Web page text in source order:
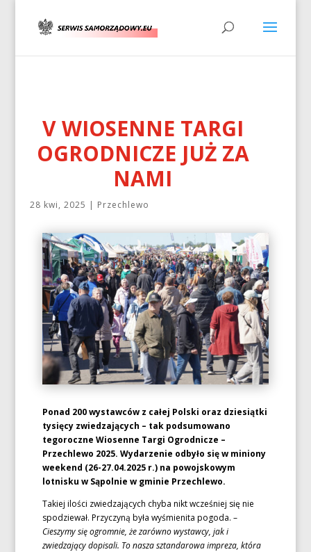
V WIOSENNE TARGI
OGRODNICZE JUŻ ZA
NAMI
28 kwi, 2025 | Przechlewo
Ponad 200 wystawców z całej Polski oraz dziesiątki
tysięcy zwiedzających – tak podsumowano
tegoroczne Wiosenne Targi Ogrodnicze –
Przechlewo 2025. Wydarzenie odbyło się w miniony
weekend (26-27.04.2025 r.) na powojskowym
lotnisku w Sąpolnie w gminie Przechlewo.
Takiej ilości zwiedzających chyba nikt wcześniej się nie
spodziewał. Przyczyną była wyśmienita pogoda. –
Cieszymy się ogromnie, że zarówno wystawcy, jak i
zwiedzający dopisali. To nasza sztandarowa impreza, która